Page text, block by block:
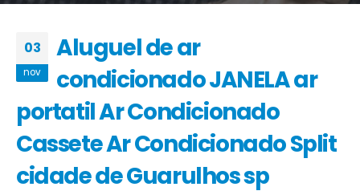
03
nov
Aluguel de ar
condicionado JANELA ar
portatil Ar Condicionado
Cassete Ar Condicionado Split
cidade de Guarulhos sp